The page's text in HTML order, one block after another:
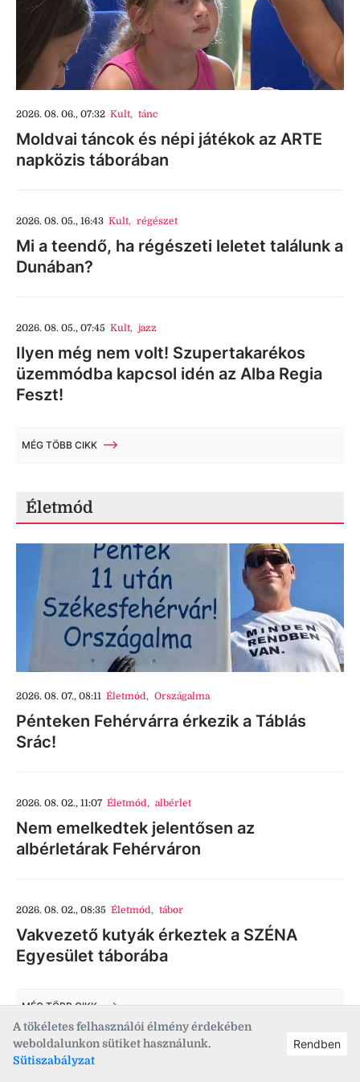
A tökéletes felhasználói élmény érdekében
weboldalunkon sütiket használunk.
Sütiszabályzat
Rendben
2026. 08. 06., 07:32 Kult, tánc
Moldvai táncok és népi játékok az ARTE
napközis táborában
2026. 08. 05., 16:43 Kult, régészet
Mi a teendő, ha régészeti leletet találunk a
Dunában?
2026. 08. 05., 07:45 Kult, jazz
Ilyen még nem volt! Szupertakarékos
üzemmódba kapcsol idén az Alba Regia
Feszt!
MÉG TÖBB CIKK
Életmód
2026. 08. 07., 08:11 Életmód, Országalma
Pénteken Fehérvárra érkezik a Táblás
Srác!
2026. 08. 02., 11:07 Életmód, albérlet
Nem emelkedtek jelentősen az
albérletárak Fehérváron
2026. 08. 02., 08:35 Életmód, tábor
Vakvezető kutyák érkeztek a SZÉNA
Egyesület táborába
MÉG TÖBB CIKK